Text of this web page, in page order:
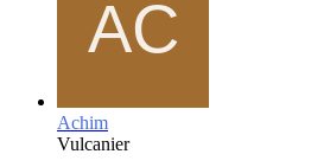
Achim
Vulcanier